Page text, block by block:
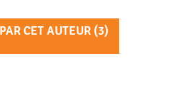
CET AUTEUR (3)